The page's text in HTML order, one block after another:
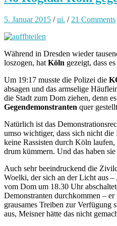
5. Januar 2015 /ui. / 21 Comments
Während in Dresden wieder
loszogen, hat Köln gezeigt, dass
Um 19:17 musste die Polizei die
absagen und das armselige
die Stadt zum Dom ziehen, denn
Gegendemonstranten quer
Natürlich ist das
umso wichtiger, dass sich nicht
keine Rassisten durch Köln
drum kümmern. Und das haben sie
Auch sehr beeindruckend die
Woelki, der sich an der Licht aus
vom Dom um 18.30 Uhr
Demonstranten durchkommen –
grausames Treiben zur Verfügung
aus, Meisner hätte das nicht